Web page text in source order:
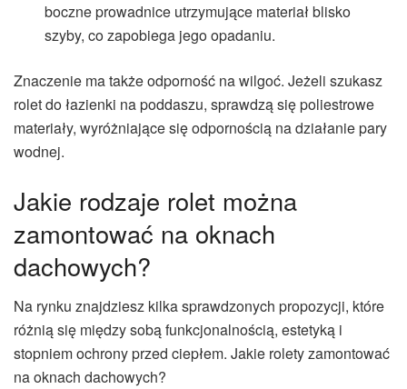
boczne prowadnice utrzymujące materiał blisko
szyby, co zapobiega jego opadaniu.
Znaczenie ma także odporność na wilgoć. Jeżeli szukasz
rolet do łazienki na poddaszu, sprawdzą się poliestrowe
materiały, wyróżniające się odpornością na działanie pary
wodnej.
Jakie rodzaje rolet można
zamontować na oknach
dachowych?
Na rynku znajdziesz kilka sprawdzonych propozycji, które
różnią się między sobą funkcjonalnością, estetyką i
stopniem ochrony przed ciepłem. Jakie rolety zamontować
na oknach dachowych?